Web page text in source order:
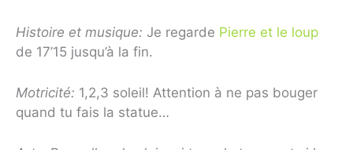
Histoire et musique: Je regarde Pierre et le loup
de 17’15 jusqu’à la fin.
Motricité: 1,2,3 soleil! Attention à ne pas bouger
quand tu fais la statue…